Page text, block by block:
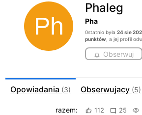
Phaleg
Pha
0statnio była 24 sie
punktów , a jej profil
Obserwuj
Opowiadania (3) Obserwujacy (5)
razem: 112 25